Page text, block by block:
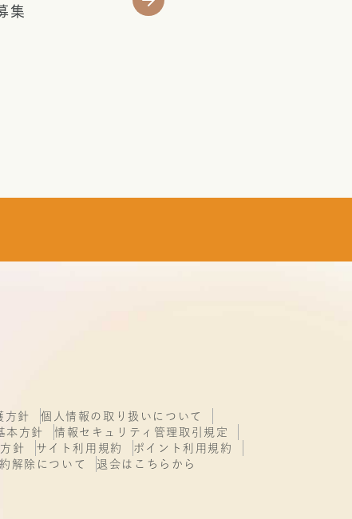
集
方針
個人情報の取り扱いについて
本方針
情報セキュリティ管理取引規定
針 サイト利用規約
ポイント利用規約
解除について
退会はこちらから